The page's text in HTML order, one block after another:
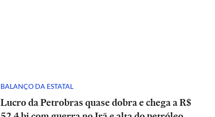
BALANÇO DA ESTATAL
Lucro da Petrobras quase dobra e chega a R$